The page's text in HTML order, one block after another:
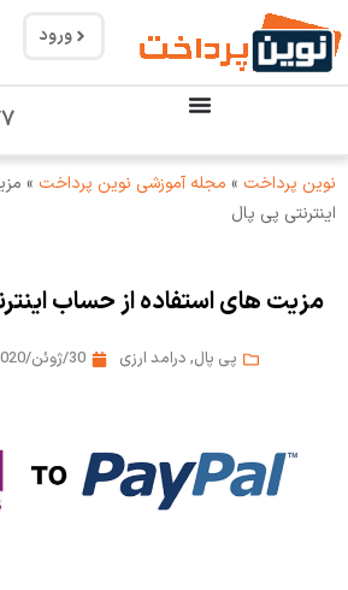
ورود
نوین پرداخت » مجله آموزشی نوین پرداخت »
اینترنتی پی پال
مزیت های استفاده از حساب
پی پال, درامد ارزی 30/ژوئن/2020